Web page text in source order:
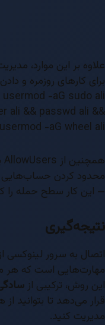
ali && passwd ali &&
usermod -aG wheel ali).
محدود کردن حساب‌هایی
— این کار سطح حمله را
نتیجه‌گیری
مهارت‌هایی است که هر
این روش، ترکیبی از
قرار می‌دهد تا بتوانید
مدیریت کنید.